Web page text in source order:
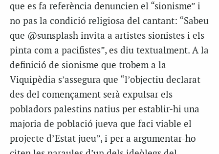
que es fa referència denuncien el “sionisme” i
no pas la condició religiosa del cantant: “Sabeu
que @sunsplash invita a artistes sionistes i els
pinta com a pacifistes”, es diu textualment. A la
definició de sionisme que trobem a la
Viquipèdia s’assegura que “l’objectiu declarat
des del començament serà expulsar els
pobladors palestins natius per establir-hi una
majoria de població jueva que faci viable el
projecte d’Estat jueu”, i per a argumentar-ho